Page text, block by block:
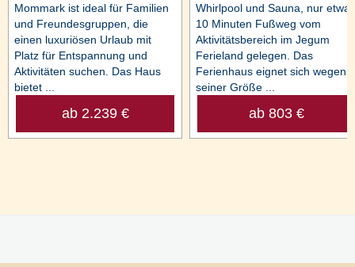
Mommark ist ideal für Familien
und Freundesgruppen, die
einen luxuriösen Urlaub mit
Platz für Entspannung und
Aktivitäten suchen. Das Haus
bietet ...
ab 2.239 €
Whirlpool und Sauna, nur etwa
10 Minuten Fußweg vom
Aktivitätsbereich im Jegum
Ferieland gelegen. Das
Ferienhaus eignet sich wegen
seiner Größe ...
ab 803 €